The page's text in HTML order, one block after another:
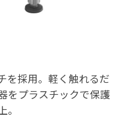
を採用。軽く触れるだ
をプラスチックで保護
。